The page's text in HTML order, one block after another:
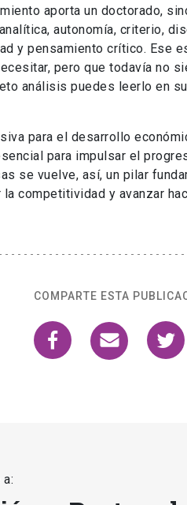
aporta un doctorado,
autonomía, criterio,
y pensamiento crítico. Ese
pero que todavía no
análisis puedes leerlo en
para el desarrollo
para impulsar el
se vuelve, así, un pilar
competitividad y avanzar
COMPARTE ESTA